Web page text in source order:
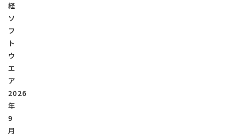
経
ソ
フ
ト
ウ
エ
ア
2026
年
9
月